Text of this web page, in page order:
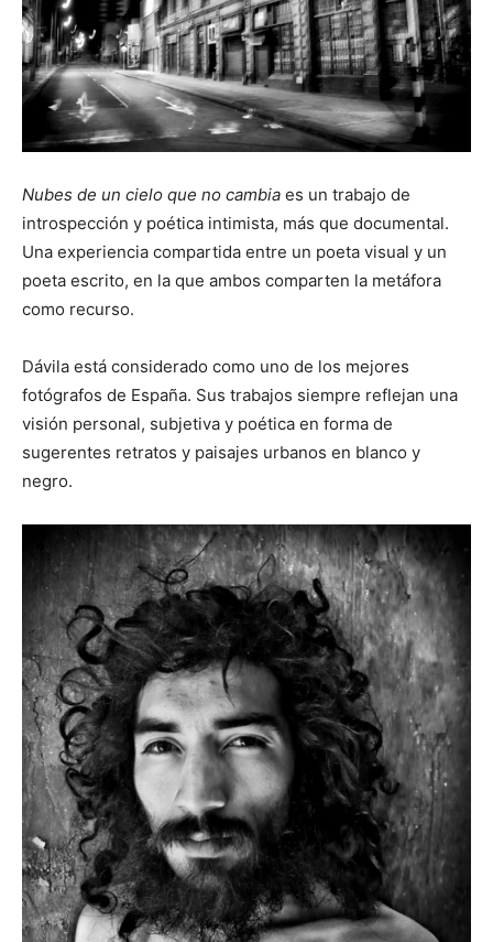
Nubes de un cielo que no cambia es un trabajo de
introspección y poética intimista, más que documental.
Una experiencia compartida entre un poeta visual y un
poeta escrito, en la que ambos comparten la metáfora
como recurso.
Dávila está considerado como uno de los mejores
fotógrafos de España. Sus trabajos siempre reflejan una
visión personal, subjetiva y poética en forma de
sugerentes retratos y paisajes urbanos en blanco y
negro.